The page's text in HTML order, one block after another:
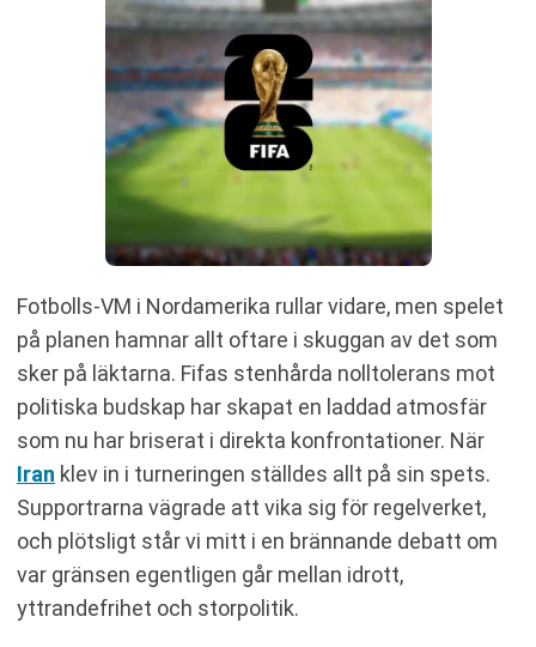
Fotbolls-VM i Nordamerika rullar vidare, men spelet
på planen hamnar allt oftare i skuggan av det som
sker på läktarna. Fifas stenhårda nolltolerans mot
politiska budskap har skapat en laddad atmosfär
som nu har briserat i direkta konfrontationer. När
Iran klev in i turneringen ställdes allt på sin spets.
Supportrarna vägrade att vika sig för regelverket,
och plötsligt står vi mitt i en brännande debatt om
var gränsen egentligen går mellan idrott,
yttrandefrihet och storpolitik.